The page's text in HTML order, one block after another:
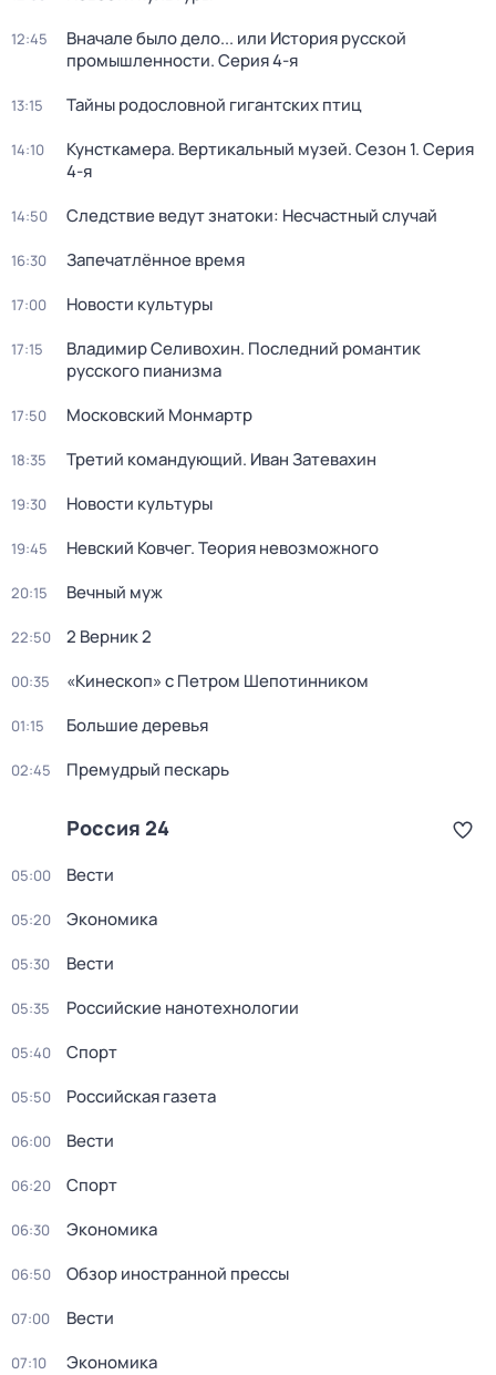
12:45
Вначале было дело... или История русской
промышленности. Серия 4-я
13:15 Тайны родословной гигантских птиц
14:10 Кунсткамера. Вертикальный музей. Сезон 1. Серия
4-я
14:50 Следствие ведут знатоки: Несчастный случай
16:30 Запечатлённое время
17:00 Новости культуры
17:15
Владимир Селивохин. Последний романтик
русского пианизма
17:50 Московский Монмартр
18:35 Третий командующий. Иван Затевахин
19:30 Новости культуры
19:45 Невский Ковчег. Теория невозможного
20:15 Вечный муж
22:50 2 Верник 2
00:35 «Кинескоп» с Петром Шепотинником
01:15 Большие деревья
02:45 Премудрый пескарь
Россия 24
05:00 Вести
05:20 Экономика
05:30 Вести
05:35 Российские нанотехнологии
05:40 Спорт
05:50 Российская газета
06:00 Вести
06:20 Спорт
06:30 Экономика
06:50 Обзор иностранной прессы
07:00 Вести
07:10 Экономика